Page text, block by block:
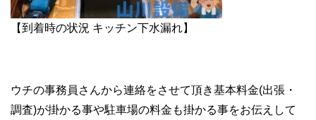
【到着時の状況 キッチン下水漏れ】
ウチの事務員さんから連絡をさせて頂き基本料金(出張・
調査)が掛かる事や駐車場の料金も掛かる事をお伝えして